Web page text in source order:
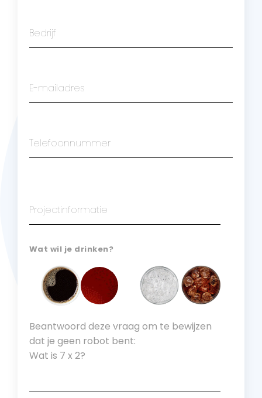
Wat wil je drinken?
Beantwoord deze vraag om te bewijzen
dat je geen robot bent:
Wat is 7 x 2?